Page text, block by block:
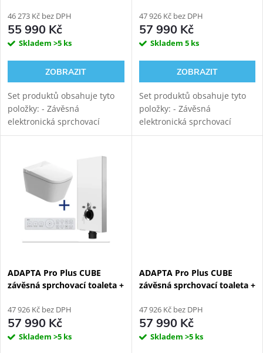
viditelný WC modul
46 273 Kč bez DPH
55 990 Kč
Skladem >5 ks
ZOBRAZIT
Set produktů obsahuje tyto
položky: - Závěsná
elektronická sprchovací
toaleta WATERGATE ADAPTA
Rimfree vortex keramika s
tichým vírovým
splachováním....
viditelný WC modul
47 926 Kč bez DPH
57 990 Kč
Skladem 5 ks
ZOBRAZIT
Set produktů obsahuje tyto
položky: - Závěsná
elektronická sprchovací
toaleta WATERGATE ADAPTA
ADAPTA Pro Plus CUBE
závěsná sprchovací toaleta +
viditelný WC modul
47 926 Kč bez DPH
57 990 Kč
Skladem >5 ks
ADAPTA Pro Plus CUBE
závěsná sprchovací toaleta +
viditelný WC modul
47 926 Kč bez DPH
57 990 Kč
Skladem >5 ks